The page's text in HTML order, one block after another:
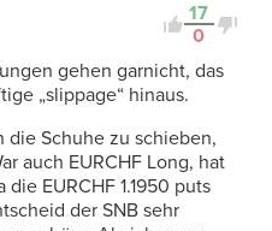
17
0
gehen garnicht, das
„slippage“ hinaus.
die Schuhe zu schieben,
auch EURCHF Long, hat
EURCHF 1.1950 puts
der SNB sehr